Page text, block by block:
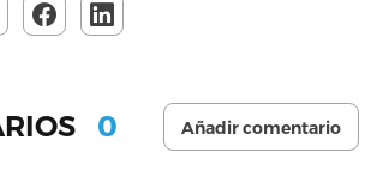
0 Añadir comentario